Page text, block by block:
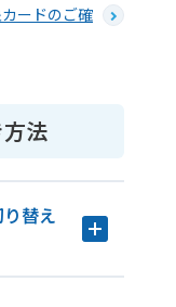
ードのご確
法
替え